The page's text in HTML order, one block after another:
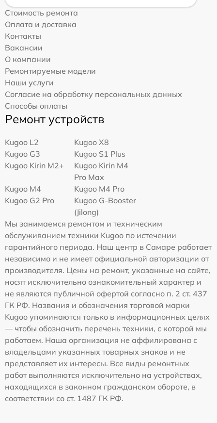
Стоимость ремонта
Оплата и доставка
Контакты
Вакансии
О компании
Ремонтируемые модели
Наши услуги
Согласие на обработку персональных данных
Способы оплаты
Ремонт устройств
Kugoo L2
Kugoo X8
Kugoo G3
Kugoo S1 Plus
Kugoo Kirin M2+
Kugoo Kirin M4
Pro Max
Kugoo M4
Kugoo M4 Pro
Kugoo G2 Pro
Kugoo G-Booster
(Jilong)
Мы занимаемся ремонтом и техническим
обслуживанием техники Kugoo по истечении
гарантийного периода. Наш центр в Самаре работает
независимо и не имеет официальной авторизации от
производителя. Цены на ремонт, указанные на сайте,
носят исключительно ознакомительный характер и
не являются публичной офертой согласно п. 2 ст. 437
ГК РФ. Названия и обозначения торговой марки
Kugoo упоминаются только в информационных целях
— чтобы обозначить перечень техники, с которой мы
работаем. Наша организация не аффилирована с
владельцами указанных товарных знаков и не
представляет их интересы. Все виды ремонтных
работ выполняются исключительно на устройствах,
находящихся в законном гражданском обороте, в
соответствии со ст. 1487 ГК РФ.